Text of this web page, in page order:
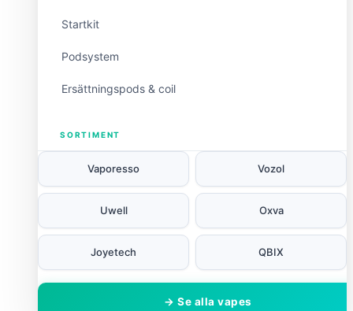
Startkit
Podsystem
Ersättningspods & coil
SORTIMENT
Vaporesso Vozol
Uwell Oxva
Joyetech QBIX
→ Se alla vapes